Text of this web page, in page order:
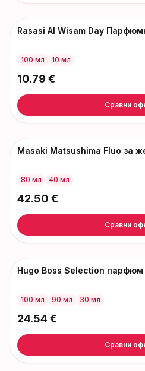
Rasasi Al Wisam Day
100 мл 10 мл
10.79 €
Сравни
Masaki Matsushima Fluo за
80 мл 40 мл
42.50 €
Сравни
Hugo Boss Selection парфюм
100 мл 90 мл 30 мл
24.54 €
Сравни